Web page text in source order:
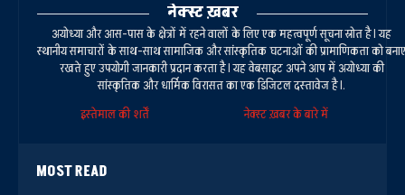
नेक्स्ट ख़बर
अयोध्या और आस-पास के क्षेत्रों में रहने वालों के लिए एक महत्वपूर्ण सूचना स्रोत है। यह
स्थानीय समाचारों के साथ-साथ सामाजिक और सांस्कृतिक घटनाओं की प्रामाणिकता को बनाए
रखते हुए उपयोगी जानकारी प्रदान करता है। यह वेबसाइट अपने आप में अयोध्या की
सांस्कृतिक और धार्मिक विरासत का एक डिजिटल दस्तावेज है।.
इस्तेमाल की शर्तें
नेक्स्ट ख़बर के बारे में
MOST READ